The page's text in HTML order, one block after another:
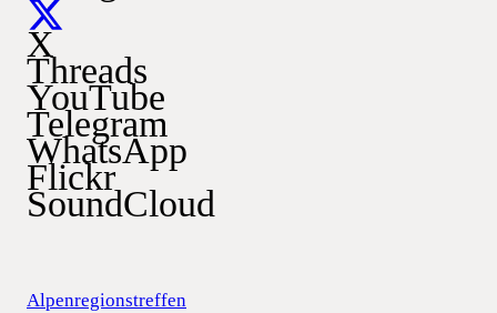
X
Threads
YouTube
Telegram
WhatsApp
Flickr
SoundCloud
Alpenregionstreffen